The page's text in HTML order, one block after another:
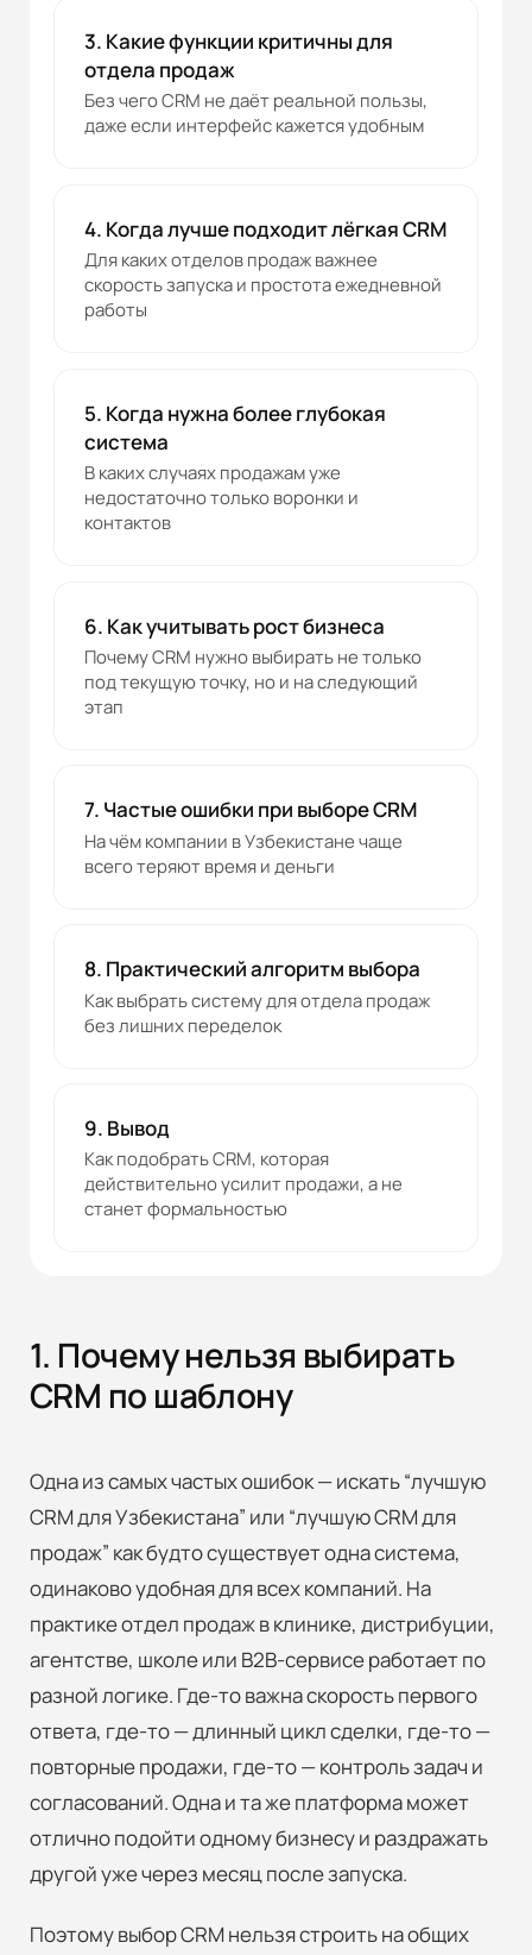
3. Какие функции критичны для
отдела продаж
Без чего CRM не даёт реальной пользы,
даже если интерфейс кажется удобным
4. Когда лучше подходит лёгкая CRM
Для каких отделов продаж важнее
скорость запуска и простота ежедневной
работы
5. Когда нужна более глубокая
система
В каких случаях продажам уже
недостаточно только воронки и
контактов
6. Как учитывать рост бизнеса
Почему CRM нужно выбирать не только
под текущую точку, но и на следующий
этап
7. Частые ошибки при выборе CRM
На чём компании в Узбекистане чаще
всего теряют время и деньги
8. Практический алгоритм выбора
Как выбрать систему для отдела продаж
без лишних переделок
9. Вывод
Как подобрать CRM, которая
действительно усилит продажи, а не
станет формальностью
1. Почему нельзя выбирать
CRM по шаблону
Одна из самых частых ошибок — искать “лучшую
CRM для Узбекистана” или “лучшую CRM для
продаж” как будто существует одна система,
одинаково удобная для всех компаний. На
практике отдел продаж в клинике, дистрибуции,
агентстве, школе или B2B-сервисе работает по
разной логике. Где-то важна скорость первого
ответа, где-то — длинный цикл сделки, где-то —
повторные продажи, где-то — контроль задач и
согласований. Одна и та же платформа может
отлично подойти одному бизнесу и раздражать
другой уже через месяц после запуска.
Поэтому выбор CRM нельзя строить на общих